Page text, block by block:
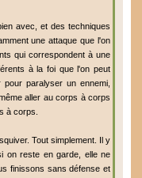
avec, et des techniques
une attaque que l'on
qui correspondent à une
à la foi que l'on peut
paralyser un ennemi,
aller au corps à corps
à corps.
Tout simplement. Il y
on reste en garde, elle ne
finissons sans défense et